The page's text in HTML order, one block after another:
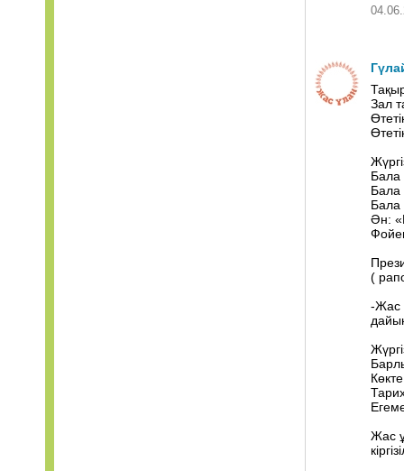
Зал
Бала
Бала
Бала
Ән:
(
-Жас
Жас